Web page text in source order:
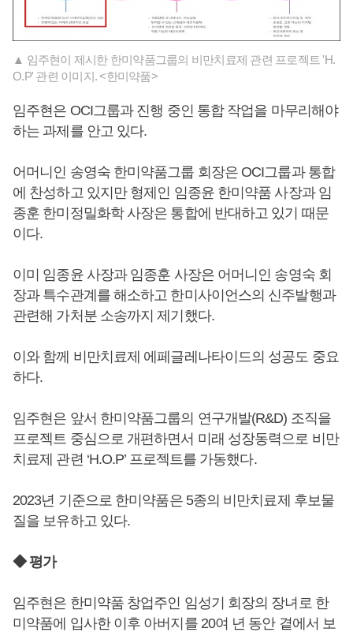
▲ 임주현이 제시한 한미약품그룹의 비만치료제 관련 프로젝트 'H.
O.P' 관련 이미지. <한미약품>
임주현은 OCI그룹과 진행 중인 통합 작업을 마무리해야
하는 과제를 안고 있다.
어머니인 송영숙 한미약품그룹 회장은 OCI그룹과 통합
에 찬성하고 있지만 형제인 임종윤 한미약품 사장과 임
종훈 한미정밀화학 사장은 통합에 반대하고 있기 때문
이다.
이미 임종윤 사장과 임종훈 사장은 어머니인 송영숙 회
장과 특수관계를 해소하고 한미사이언스의 신주발행과
관련해 가처분 소송까지 제기했다.
이와 함께 비만치료제 에페글레나타이드의 성공도 중요
하다.
임주현은 앞서 한미약품그룹의 연구개발(R&D) 조직을
프로젝트 중심으로 개편하면서 미래 성장동력으로 비만
치료제 관련 ‘H.O.P’ 프로젝트를 가동했다.
2023년 기준으로 한미약품은 5종의 비만치료제 후보물
질을 보유하고 있다.
◆ 평가
임주현은 한미약품 창업주인 임성기 회장의 장녀로 한
미약품에 입사한 이후 아버지를 20여 년 동안 곁에서 보